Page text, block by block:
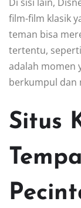
film-film klasik
teman bisa
tertentu,
adalah momen
berkumpul dan
Situs